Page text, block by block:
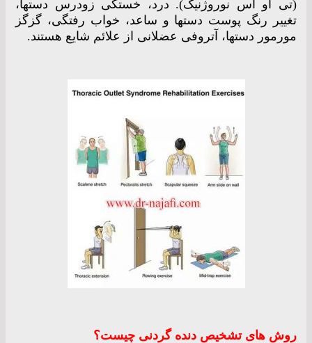
(تی او اس نوروژنیک). درد، خستگی زودرس دستها،
تغییر رنگ پوست دستها و ساعد، خواب رفتگی، گزگز
مورمور دستها، آتروفی عضلانی از علائم شایع هستند.
روش های تشخیص دنده گردنی چیست؟